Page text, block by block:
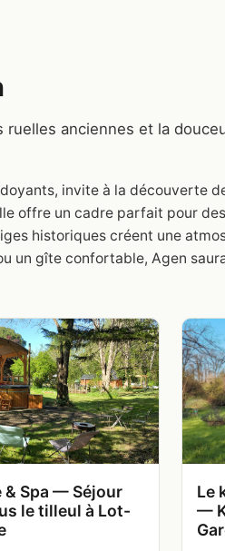
anciennes et la
invite à la découverte
offre un cadre parfait pour
historiques créent une
un gîte confortable, Agen
& Spa — Séjour
le tilleul à Lot-
Le
—